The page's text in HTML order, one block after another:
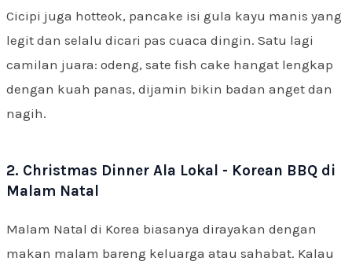
Cicipi juga hotteok, pancake isi gula kayu manis yang
legit dan selalu dicari pas cuaca dingin. Satu lagi
camilan juara: odeng, sate fish cake hangat lengkap
dengan kuah panas, dijamin bikin badan anget dan
nagih.
2. Christmas Dinner Ala Lokal - Korean BBQ di
Malam Natal
Malam Natal di Korea biasanya dirayakan dengan
makan malam bareng keluarga atau sahabat. Kalau